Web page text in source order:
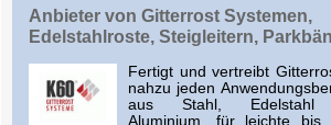
Anbieter von Gitterrost Systemen,
Edelstahlroste, Steigleitern,
Fertigt und vertreibt
nahzu jeden
aus Stahl, Edelstahl
Aluminium, für leichte bis